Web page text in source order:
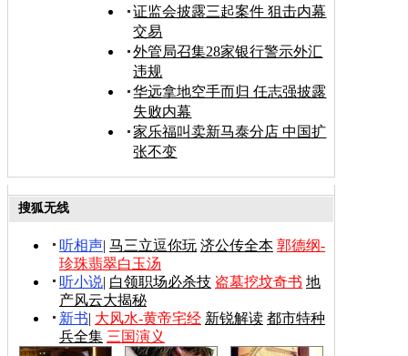
证监会披露三起案件 狙击内幕
交易
外管局召集28家银行警示外汇
违规
华远拿地空手而归 任志强披露
失败内幕
家乐福叫卖新马泰分店 中国扩
张不变
搜狐无线
听相声| 马三立逗你玩 济公传全本 郭德纲-
珍珠翡翠白玉汤
听小说| 白领职场必杀技 盗墓挖坟奇书 地
产风云大揭秘
新书| 大风水-黄帝宅经 新锐解读 都市特种
兵全集 三国演义